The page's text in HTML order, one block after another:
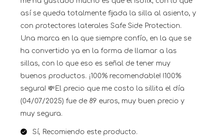
así se queda totalmente fijada la silla al asiento, y
con protectores laterales Safe Side Protection.
Una marca en la que siempre confío, en la que se
ha convertido ya en la forma de llamar a las
sillas, con lo que eso es señal de tener muy
buenos productos. ¡100% recomendable! !100%
segura! 💸El precio que me costo la sillita el día
(04/07/2025) fue de 89 euros, muy buen precio y
muy segura.
Sí, Recomiendo este producto.